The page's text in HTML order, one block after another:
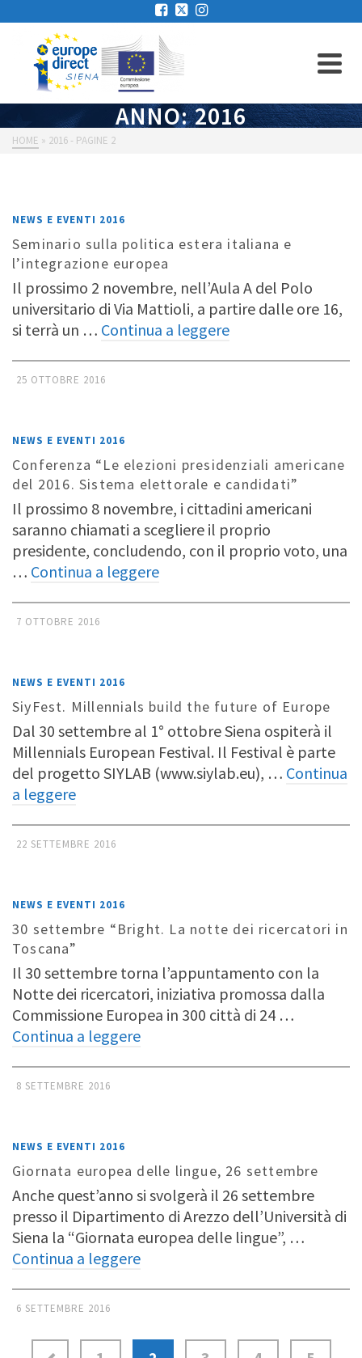
ANNO: 2016
HOME » 2016 - PAGINE 2
NEWS E EVENTI 2016
Seminario sulla politica estera italiana e
l’integrazione europea
Il prossimo 2 novembre, nell’Aula A del Polo
universitario di Via Mattioli, a partire dalle ore 16,
si terrà un … Continua a leggere
25 OTTOBRE 2016
NEWS E EVENTI 2016
Conferenza “Le elezioni presidenziali americane
del 2016. Sistema elettorale e candidati”
Il prossimo 8 novembre, i cittadini americani
saranno chiamati a scegliere il proprio
presidente, concludendo, con il proprio voto, una
… Continua a leggere
7 OTTOBRE 2016
NEWS E EVENTI 2016
SiyFest. Millennials build the future of Europe
Dal 30 settembre al 1° ottobre Siena ospiterà il
Millennials European Festival. Il Festival è parte
del progetto SIYLAB (www.siylab.eu), … Continua
a leggere
22 SETTEMBRE 2016
NEWS E EVENTI 2016
30 settembre “Bright. La notte dei ricercatori in
Toscana”
Il 30 settembre torna l’appuntamento con la
Notte dei ricercatori, iniziativa promossa dalla
Commissione Europea in 300 città di 24 …
Continua a leggere
8 SETTEMBRE 2016
NEWS E EVENTI 2016
Giornata europea delle lingue, 26 settembre
Anche quest’anno si svolgerà il 26 settembre
presso il Dipartimento di Arezzo dell’Università di
Siena la “Giornata europea delle lingue”, …
Continua a leggere
6 SETTEMBRE 2016